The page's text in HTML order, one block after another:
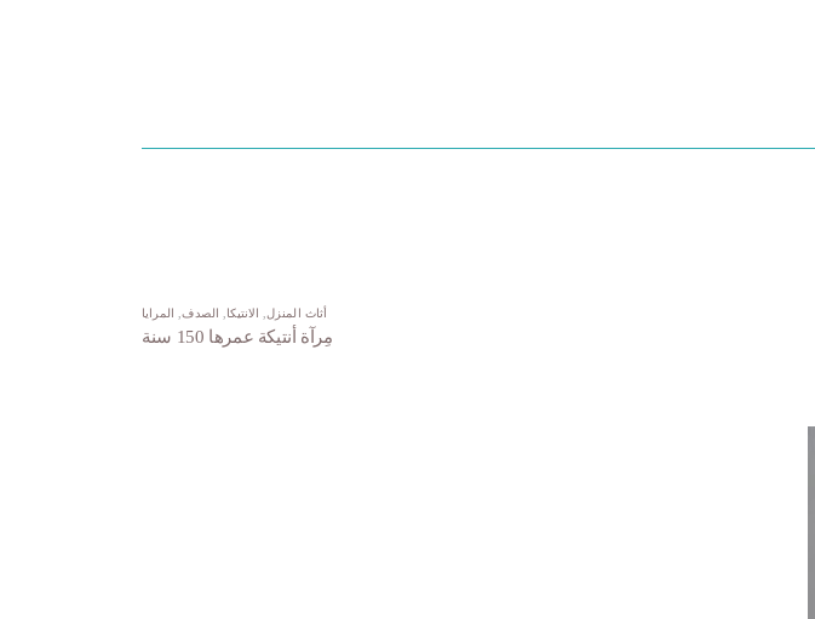
أثاث المنزل الانتيكا الصدف, المرايا
مِرآة أنتيكة عمرها 150 سنة